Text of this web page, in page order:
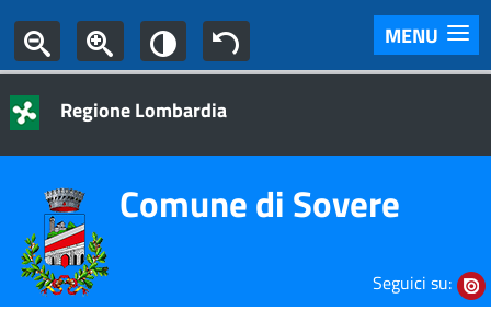
MENU
Regione Lombardia
Comune di Sovere
Seguici su: